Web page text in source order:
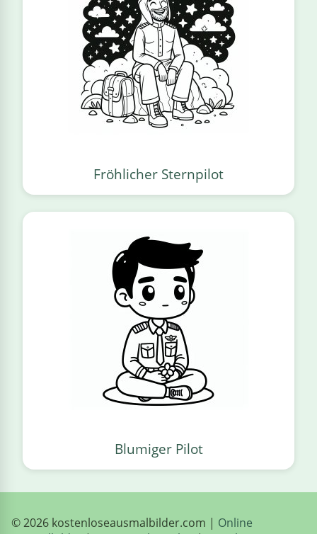
Fröhlicher Sternpilot
Blumiger Pilot
© 2026 kostenloseausmalbilder.com | Online